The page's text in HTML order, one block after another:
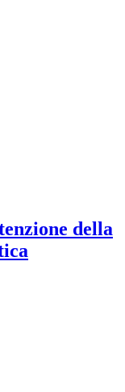
della